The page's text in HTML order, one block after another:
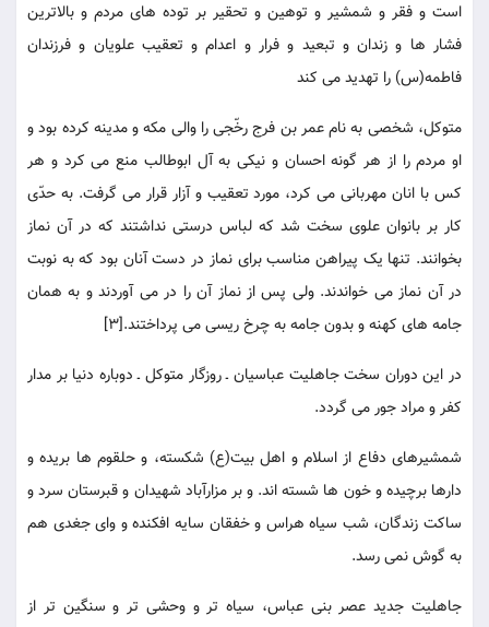
است و فقر و شمشیر و توهین و تحقیر بر توده های مردم و بالاترین
فشار ها و زندان و تبعید و فرار و اعدام و تعقیب علویان و فرزندان
فاطمه(س) را تهدید می کند
متوکل، شخصی به نام عمر بن فرج رخّجی را والی مکه و مدینه کرده بود و
او مردم را از هر گونه احسان و نیکی به آل ابوطالب منع می کرد و هر
کس با انان مهربانی می کرد، مورد تعقیب و آزار قرار می گرفت. به حدّی
کار بر بانوان علوی سخت شد که لباس درستی نداشتند که در آن نماز
بخوانند. تنها یک پیراهن مناسب برای نماز در دست آنان بود که به نوبت
در آن نماز می خواندند. ولی پس از نماز آن را در می آوردند و به همان
جامه های کهنه و بدون جامه به چرخ ریسی می پرداختند.[3]
در این دوران سخت جاهلیت عباسیان ـ روزگار متوکل ـ دوباره دنیا بر مدار
کفر و مراد جور می گردد.
شمشیرهای دفاع از اسلام و اهل بیت(ع) شکسته، و حلقوم ها بریده و
دارها برچیده و خون ها شسته اند. و بر مزارآباد شهیدان و قبرستان سرد و
ساکت زندگان، شب سیاه هراس و خفقان سایه افکنده و وای جغدی هم
به گوش نمی رسد.
جاهلیت جدید عصر بنی عباس، سیاه تر و وحشی تر و سنگین تر از